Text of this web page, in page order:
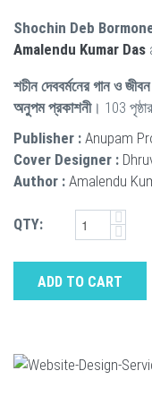
Shochin Deb
Amalendu Kumar Das
শচীন দেববর্মনের গান ও জীবন
অনুপম প্রকাশনী। 103
Publisher : Anupam
Cover Designer :
Author : Amalendu
QTY:
ADD TO CART